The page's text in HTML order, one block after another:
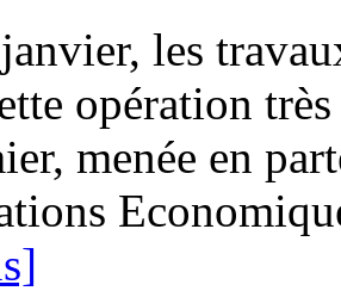
les
opération
menée en